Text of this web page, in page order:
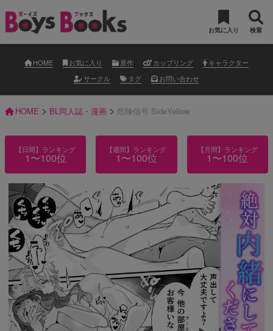
お気に入り 検索
HOME お気に入り 原作 カップリング
キャラクター
サークル
タグ お問い合わせ
HOME > BL同人誌・漫画 > 危険信号 SideYellow
【日間】ランキング
1〜100位
【週間】ランキング
1〜100位
【月間】ランキング
1〜100位